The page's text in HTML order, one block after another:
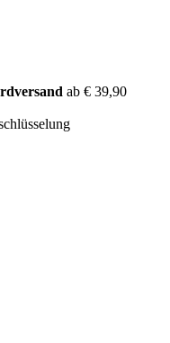
ab € 39,90